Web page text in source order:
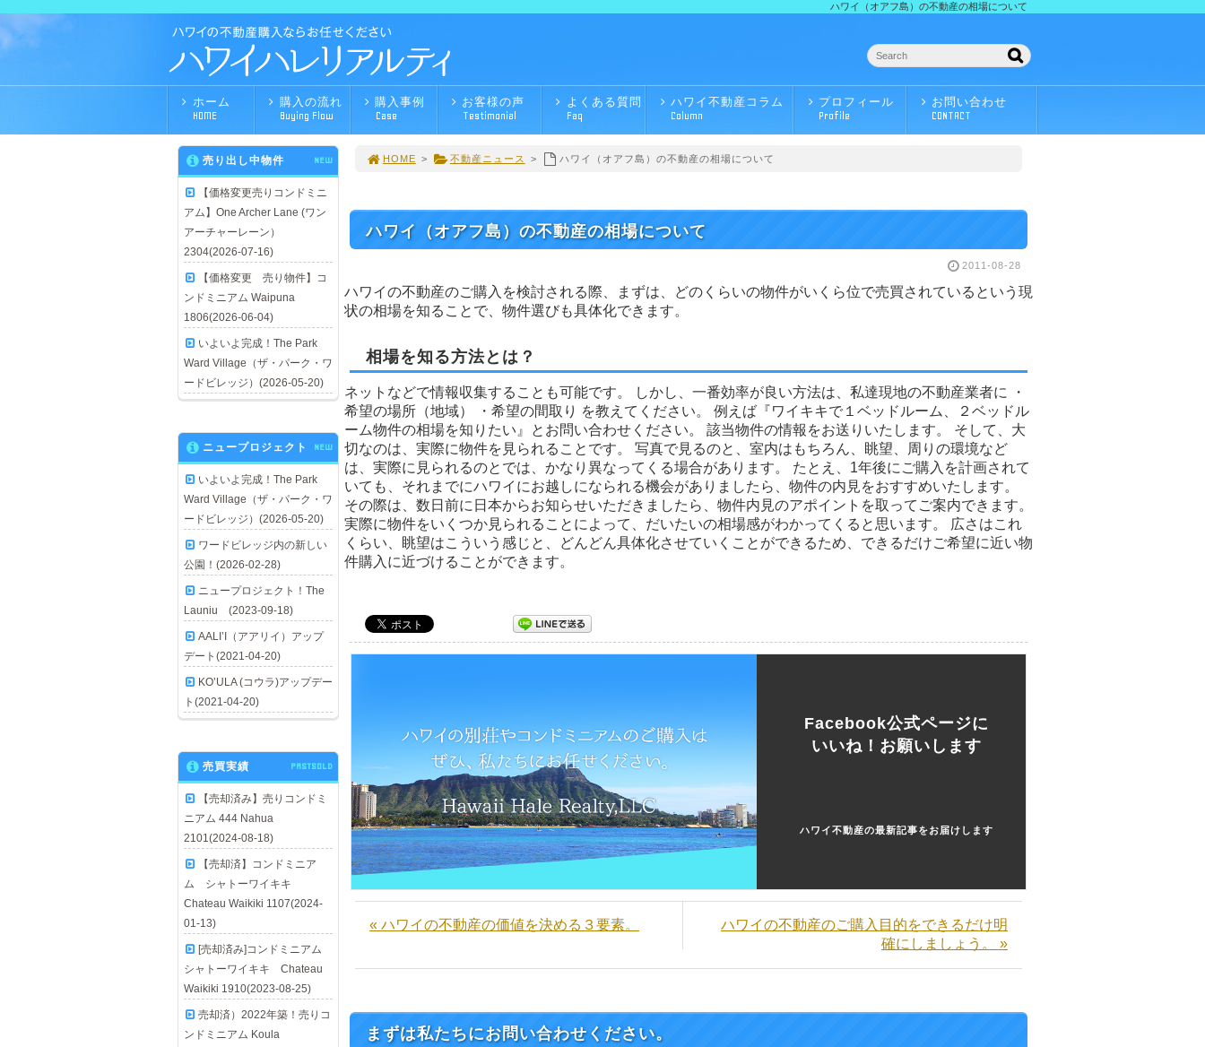
ハワイ（オアフ島）の不動産の相場について
ホーム
HOME
購入の流れ
Buying Flow
購入事例
Case
お客様の声
Testimonial
よくある質問
Faq
ハワイ不動産コラム
Column
プロフィール
Profile
お問い合わせ
CONTACT
HOME > 不動産ニュース > ハワイ（オアフ島）の不動産の相場について
ハワイ（オアフ島）の不動産の相場について
2011-08-28
ハワイの不動産のご購入を検討される際、まずは、どのくらいの物件がいくら位で売買されているという現
状の相場を知ることで、物件選びも具体化できます。
相場を知る方法とは？
ネットなどで情報収集することも可能です。 しかし、一番効率が良い方法は、私達現地の不動産業者に ・
希望の場所（地域） ・希望の間取り を教えてください。 例えば『ワイキキで１ベッドルーム、２ベッドル
ーム物件の相場を知りたい』とお問い合わせください。 該当物件の情報をお送りいたします。 そして、大
切なのは、実際に物件を見られることです。 写真で見るのと、室内はもちろん、眺望、周りの環境など
は、実際に見られるのとでは、かなり異なってくる場合があります。 たとえ、1年後にご購入を計画されて
いても、それまでにハワイにお越しになられる機会がありましたら、物件の内見をおすすめいたします。
その際は、数日前に日本からお知らせいただきましたら、物件内見のアポイントを取ってご案内できます。
実際に物件をいくつか見られることによって、だいたいの相場感がわかってくると思います。 広さはこれ
くらい、眺望はこういう感じと、どんどん具体化させていくことができるため、できるだけご希望に近い物
件購入に近づけることができます。
Facebook公式ページに
いいね！お願いします
ハワイ不動産の最新記事をお届けします
« ハワイの不動産の価値を決める３要素。
ハワイの不動産のご購入目的をできるだけ明
確にしましょう。 »
まずは私たちにお問い合わせください。
売り出し中物件 NEW
【価格変更売りコンドミニ
アム】One Archer Lane (ワン
アーチャーレーン）
2304(2026-07-16)
【価格変更 売り物件】コ
ンドミニアム Waipuna
1806(2026-06-04)
いよいよ完成！The Park
Ward Village（ザ・パーク・ワ
ードビレッジ）(2026-05-20)
ニュープロジェクト NEW
いよいよ完成！The Park
Ward Village（ザ・パーク・ワ
ードビレッジ）(2026-05-20)
ワードビレッジ内の新しい
公園！(2026-02-28)
ニュープロジェクト！The
Launiu (2023-09-18)
AALI’I（アアリイ）アップ
デート(2021-04-20)
KO’ULA (コウラ)アップデー
ト(2021-04-20)
売買実績 PASTSOLD
【売却済み】売りコンドミ
ニアム 444 Nahua
2101(2024-08-18)
【売却済】コンドミニア
ム シャトーワイキキ
Chateau Waikiki 1107(2024-
01-13)
[売却済み]コンドミニアム
シャトーワイキキ Chateau
Waikiki 1910(2023-08-25)
売却済）2022年築！売りコ
ンドミニアム Koula